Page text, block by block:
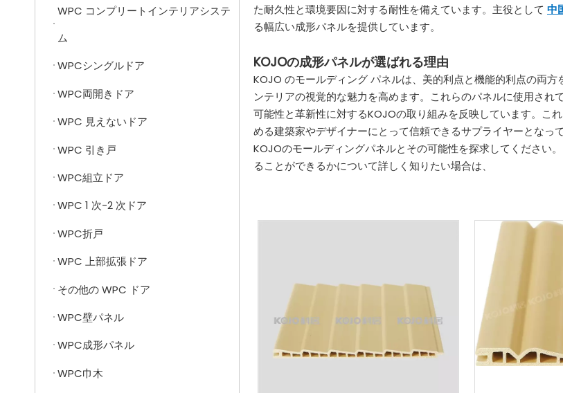
WPC コンプリートインテリアシステ
ム
WPCシングルドア
WPC両開きドア
WPC 見えないドア
WPC 引き戸
WPC組立ドア
WPC 1 次-2 次ドア
WPC折戸
WPC 上部拡張ドア
その他の WPC ドア
WPC壁パネル
WPC成形パネル
WPC巾木
た耐久性と環境要因に対する耐性を備えています。主役として 中
る幅広い成形パネルを提供しています。
KOJOの成形パネルが選ばれる理由
KOJO のモールディング パネルは、美的利点と機能的利点の両
ンテリアの視覚的な魅力を高めます。これらのパネルに使用さ
可能性と革新性に対するKOJOの取り組みを反映しています。こ
める建築家やデザイナーにとって信頼できるサプライヤーとなって
KOJOのモールディングパネルとその可能性を探求してください。
ることができるかについて詳しく知りたい場合は、